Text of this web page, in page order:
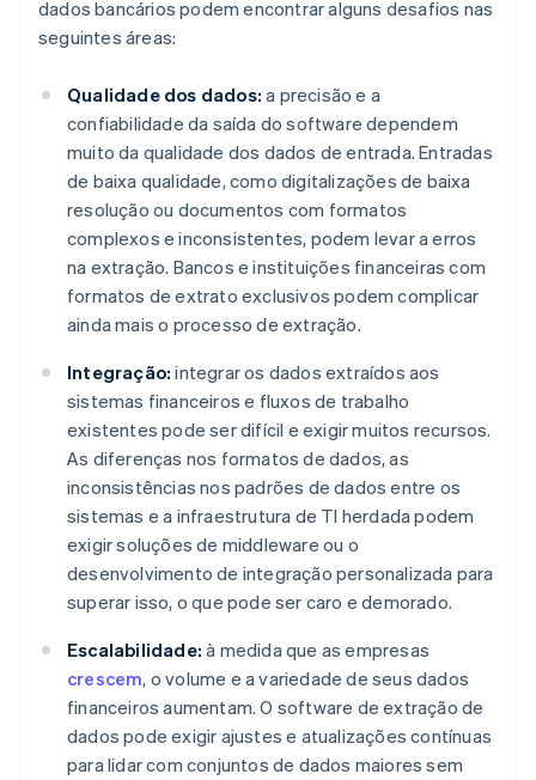
dados bancários podem encontrar alguns desafios nas
seguintes áreas:
Qualidade dos dados: a precisão e a
confiabilidade da saída do software dependem
muito da qualidade dos dados de entrada. Entradas
de baixa qualidade, como digitalizações de baixa
resolução ou documentos com formatos
complexos e inconsistentes, podem levar a erros
na extração. Bancos e instituições financeiras com
formatos de extrato exclusivos podem complicar
ainda mais o processo de extração.
Integração: integrar os dados extraídos aos
sistemas financeiros e fluxos de trabalho
existentes pode ser difícil e exigir muitos recursos.
As diferenças nos formatos de dados, as
inconsistências nos padrões de dados entre os
sistemas e a infraestrutura de TI herdada podem
exigir soluções de middleware ou o
desenvolvimento de integração personalizada para
superar isso, o que pode ser caro e demorado.
Escalabilidade: à medida que as empresas
crescem, o volume e a variedade de seus dados
financeiros aumentam. O software de extração de
dados pode exigir ajustes e atualizações contínuas
para lidar com conjuntos de dados maiores sem